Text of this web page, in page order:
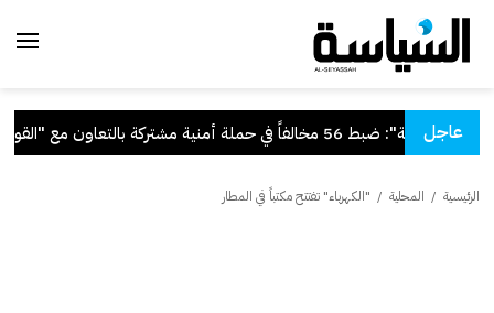
عاجل
"الداخلية": ضبط 56 مخالفاً في حملة أمنية مشتركة بالتعاون مع "القوى العاملة"
الرئيسية / المحلية / "الكهرباء" تفتتح مكتباً في المطار